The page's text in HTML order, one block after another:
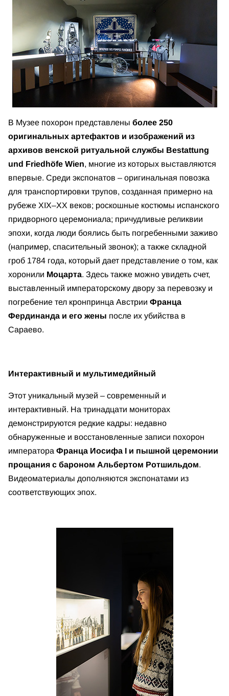
В Музее похорон представлены более 250
оригинальных артефактов и изображений из
архивов венской ритуальной службы Bestattung
und Friedhöfe Wien, многие из которых выставляются
впервые. Среди экспонатов – оригинальная повозка
для транспортировки трупов, созданная примерно на
рубеже XIX–XX веков; роскошные костюмы испанского
придворного церемониала; причудливые реликвии
эпохи, когда люди боялись быть погребенными заживо
(например, спасительный звонок); а также складной
гроб 1784 года, который дает представление о том, как
хоронили Моцарта. Здесь также можно увидеть счет,
выставленный императорскому двору за перевозку и
погребение тел кронпринца Австрии Франца
Фердинанда и его жены после их убийства в
Сараево.
Интерактивный и мультимедийный
Этот уникальный музей – современный и
интерактивный. На тринадцати мониторах
демонстрируются редкие кадры: недавно
обнаруженные и восстановленные записи похорон
императора Франца Иосифа I и пышной церемонии
прощания с бароном Альбертом Ротшильдом.
Видеоматериалы дополняются экспонатами из
соответствующих эпох.